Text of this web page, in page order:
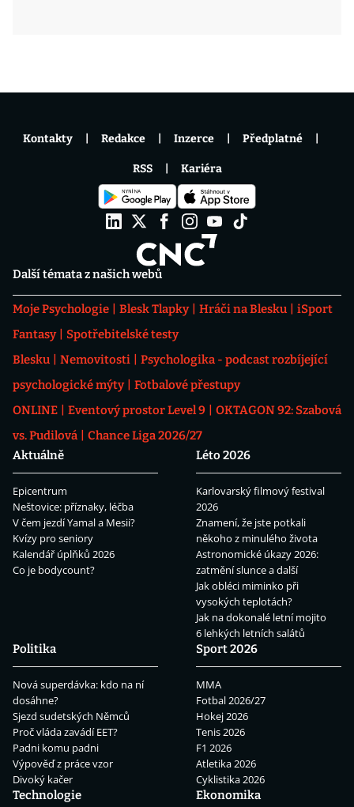
Další témata z našich webů
Moje Psychologie Blesk Tlapky Hráči na Blesku
iSport
Fantasy
Spotřebitelské testy
Blesku
Nemovitosti
Psychologika - podcast rozbíjející
psychologické mýty
Fotbalové přestupy
ONLINE
Eventový prostor Level 9
OKTAGON 92: Szabová
vs. Pudilová
Chance Liga 2026/27
Aktuálně
Epicentrum
Neštovice: příznaky, léčba
V čem jezdí Yamal a Mesii?
Kvízy pro seniory
Kalendář úplňků 2026
Co je bodycount?
Léto 2026
Karlovarský filmový festival
2026
Znamení, že jste potkali
někoho z minulého života
Astronomické úkazy 2026:
zatmění slunce a další
Jak obléci miminko při
vysokých teplotách?
Jak na dokonalé letní mojito
6 lehkých letních salátů
Politika
Nová superdávka: kdo na ní
dosáhne?
Sjezd sudetských Němců
Proč vláda zavádí EET?
Padni komu padni
Výpověď z práce vzor
Divoký kačer
Sport 2026
MMA
Fotbal 2026/27
Hokej 2026
Tenis 2026
F1 2026
Atletika 2026
Cyklistika 2026
Technologie
Ekonomika
Kontakty Redakce Inzerce Předplatné
RSS Kariéra